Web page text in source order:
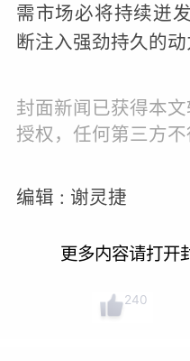
需市场必将持续迸
断注入强劲持久的动
封面新闻已获得本
授权，任何第三方不
编辑 : 谢灵捷
更多内容请打开
240